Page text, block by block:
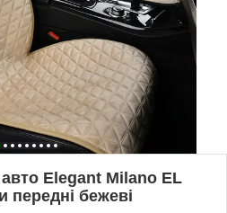
Elegant Milano EL
передні бежеві